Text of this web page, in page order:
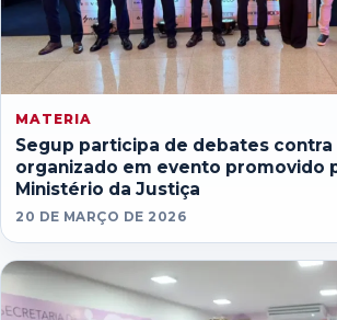
MATERIA
Segup participa de debates contra
organizado em evento promovido
Ministério da Justiça
20 DE MARÇO DE 2026